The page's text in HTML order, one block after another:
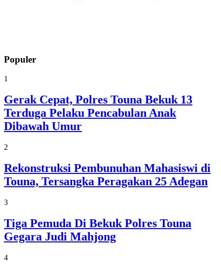
Populer
1
Gerak Cepat, Polres Touna Bekuk 13
Terduga Pelaku Pencabulan Anak
Dibawah Umur
2
Rekonstruksi Pembunuhan Mahasiswi di
Touna, Tersangka Peragakan 25 Adegan
3
Tiga Pemuda Di Bekuk Polres Touna
Gegara Judi Mahjong
4